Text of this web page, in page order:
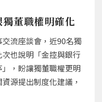
董職權明確化
流座談會，近90名獨
也說明「金控與銀行
，盼讓獨董職權更明
源提出制度化建議，